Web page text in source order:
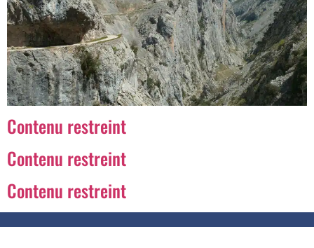
Contenu restreint
Contenu restreint
Contenu restreint